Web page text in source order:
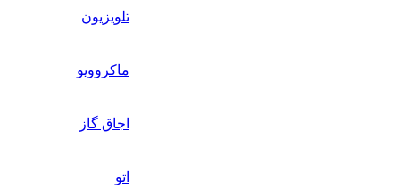
تلویزیون
ماکروویو
اجاق گاز
اتو